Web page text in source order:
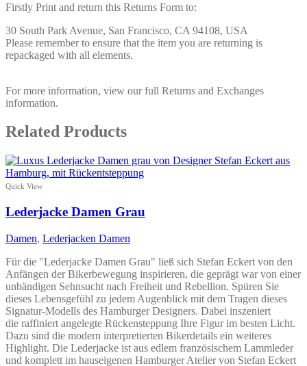
Firstly Print and return this Returns Form to:
30 South Park Avenue, San Francisco, CA 94108, USA
Please remember to ensure that the item you are returning is
repackaged with all elements.
For more information, view our full Returns and Exchanges
information.
Related Products
Quick View
Lederjacke Damen Grau
Damen, Lederjacken Damen
Für die "Lederjacke Damen Grau" ließ sich Stefan Eckert von den
Anfängen der Bikerbewegung inspirieren, die geprägt war von einer
unbändigen Sehnsucht nach Freiheit und Rebellion. Spüren Sie
dieses Lebensgefühl zu jedem Augenblick mit dem Tragen dieses
Signatur-Modells des Hamburger Designers. Dabei inszeniert
die raffiniert angelegte Rückensteppung Ihre Figur im besten Licht.
Dazu sind die modern interpretierten Bikerdetails ein weiteres
Highlight. Die Lederjacke ist aus edlem französischem Lammleder
und komplett im hauseigenen Hamburger Atelier von Stefan Eckert